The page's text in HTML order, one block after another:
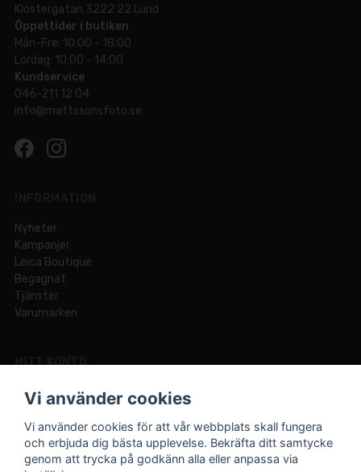
Klostergatan 3222 22 Lund
Öppettider i butiken
Mån-Fre: 10:00 - 18:00
Lördag: 10:00 - 14:00
Kundservice
046-211 12 04
info@mattssonsfoto.se
Nyheter
Kampanjer
Leica Boutique
Begagnat
Tjänster
Varumärken
MITT KONTO
Logga in
Registrera dig
Glömt lösenord?
Vi använder cookies
Vi använder cookies för att vår webbplats skall fungera
och erbjuda dig bästa upplevelse. Bekräfta ditt samtycke
genom att trycka på godkänn alla eller anpassa via